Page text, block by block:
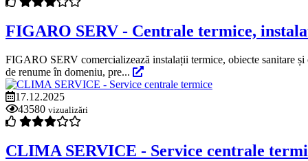
FIGARO SERV - Centrale termice,
FIGARO SERV comercializează instalații termice, obiecte sanitare
de renume în domeniu, pre...
17.12.2025
43580 vizualizări
CLIMA SERVICE - Service centrale